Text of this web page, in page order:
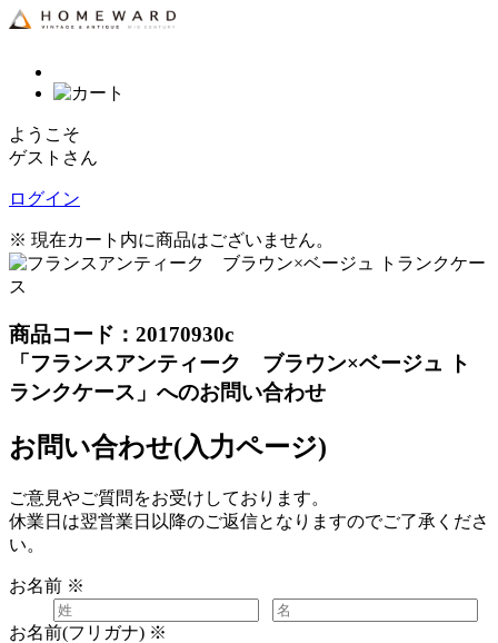
ようこそ
ゲストさん
ログイン
※ 現在カート内に商品はございません。
商品コード：20170930c
「フランスアンティーク ブラウン×ベージュ ト
ランクケース」へのお問い合わせ
お問い合わせ(入力ページ)
ご意見やご質問をお受けしております。
休業日は翌営業日以降のご返信となりますのでご了承くださ
い。
お名前 ※
お名前(フリガナ) ※